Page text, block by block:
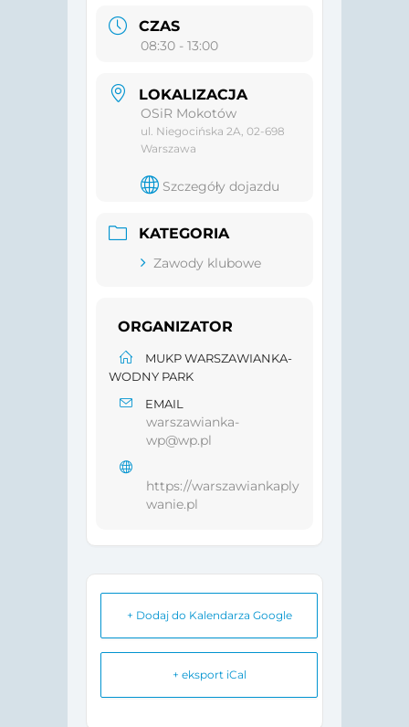
CZAS
08:30 - 13:00
LOKALIZACJA
OSiR Mokotów
ul. Niegocińska 2A, 02-698
Warszawa
Szczegóły dojazdu
KATEGORIA
Zawody klubowe
ORGANIZATOR
MUKP WARSZAWIANKA-
WODNY PARK
EMAIL
warszawianka-
wp@wp.pl
https://warszawiankaply
wanie.pl
+ Dodaj do Kalendarza Google
+ eksport iCal